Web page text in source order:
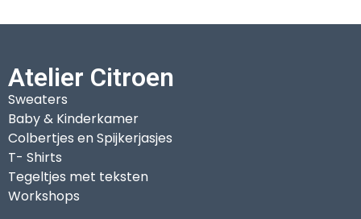
Atelier Citroen
Sweaters
Baby & Kinderkamer
Colbertjes en Spijkerjasjes
T- Shirts
Tegeltjes met teksten
Workshops